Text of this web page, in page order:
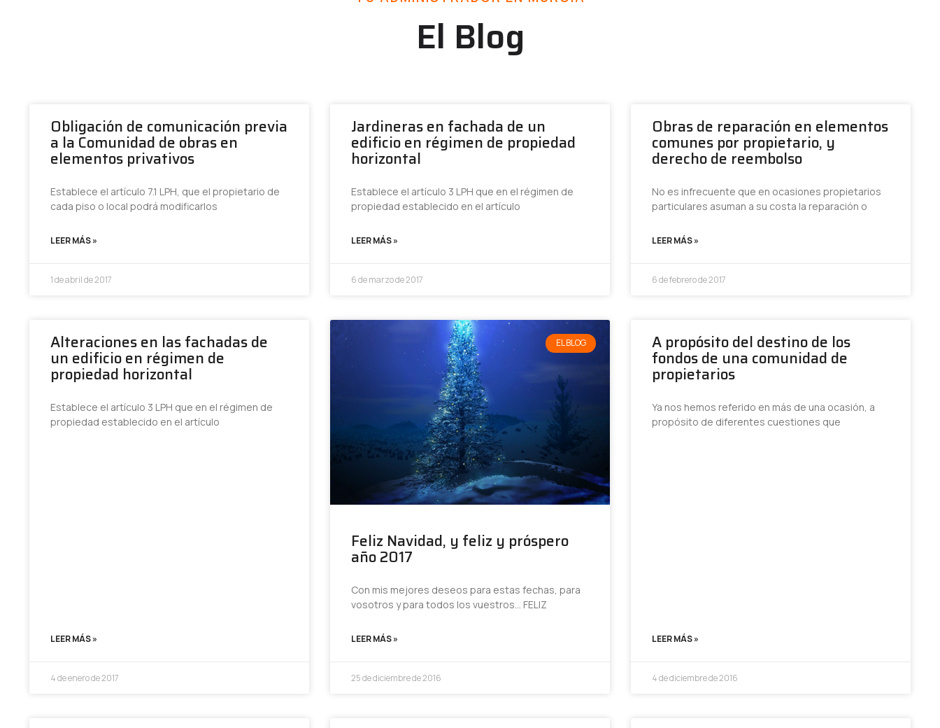
El Blog
Obligación de comunicación previa
a la Comunidad de obras en
elementos privativos
Establece el artículo 7.1 LPH, que el propietario de
cada piso o local podrá modificarlos
LEER MÁS »
1 de abril de 2017
Jardineras en fachada de un
edificio en régimen de propiedad
horizontal
Establece el artículo 3 LPH que en el régimen de
propiedad establecido en el artículo
LEER MÁS »
6 de marzo de 2017
Obras de reparación en elementos
comunes por propietario, y
derecho de reembolso
No es infrecuente que en ocasiones propietarios
particulares asuman a su costa la reparación o
LEER MÁS »
6 de febrero de 2017
Alteraciones en las fachadas de
un edificio en régimen de
propiedad horizontal
Establece el artículo 3 LPH que en el régimen de
propiedad establecido en el artículo
LEER MÁS »
4 de enero de 2017
EL BLOG
Feliz Navidad, y feliz y próspero
año 2017
Con mis mejores deseos para estas fechas, para
vosotros y para todos los vuestros… FELIZ
LEER MÁS »
25 de diciembre de 2016
A propósito del destino de los
fondos de una comunidad de
propietarios
Ya nos hemos referido en más de una ocasión, a
propósito de diferentes cuestiones que
LEER MÁS »
4 de diciembre de 2016